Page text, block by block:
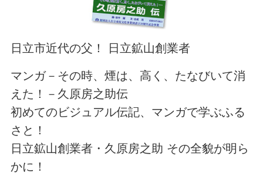
日立市近代の父！ 日立鉱山創業者
マンガ－その時、煙は、高く、たなびいて消
えた！－久原房之助伝
初めてのビジュアル伝記、マンガで学ぶふる
さと！
日立鉱山創業者・久原房之助 その全貌が明ら
かに！